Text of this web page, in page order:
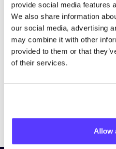
provide social media features
We also share information
our social media, advertising
may combine it with other
provided to them or that
of their services.
Allow